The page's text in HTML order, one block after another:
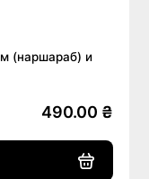
(наршараб) и
490.00 ₴